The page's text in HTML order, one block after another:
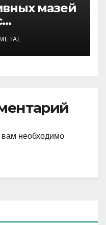
мазей
эффектом
необходимо